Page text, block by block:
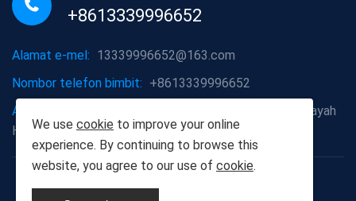
+8613339996652
Alamat e-mel: 13339996652@163.com
Nombor telefon bimbit: +8613339996652
Alamat syarikat:
Daerah Hongshan, Bandar Wuhan, Wilayah
Hubei
Hak Cipta © 2012-2025 Wuhan Hu Yangshu Building
Materials Co., Ltd.
We use cookie to improve your online
experience. By continuing to browse this
website, you agree to our use of cookie.